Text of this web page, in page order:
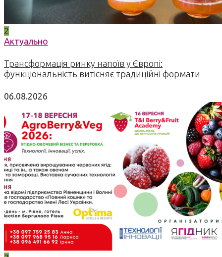
2
Актуально
Трансформація ринку напоїв у Європі:
функціональність витісняє традиційні формати
06.08.2026